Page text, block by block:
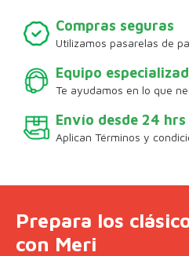
Compras seguras
Utilizamos pasarelas de
Equipo
Te ayudamos en lo que
Envío desde 24
Aplican Términos y
Prepara los
con Meri